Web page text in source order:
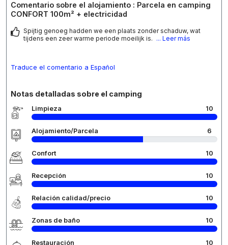
Comentario sobre el alojamiento : Parcela en camping
CONFORT 100m² + electricidad
Spijtig genoeg hadden we een plaats zonder schaduw, wat
tijdens een zeer warme periode moeilijk is. ... Leer más
Traduce el comentario a Español
Notas detalladas sobre el camping
Limpieza 10
Alojamiento/Parcela 6
Confort 10
Recepción 10
Relación calidad/precio 10
Zonas de baño 10
Restauración 10